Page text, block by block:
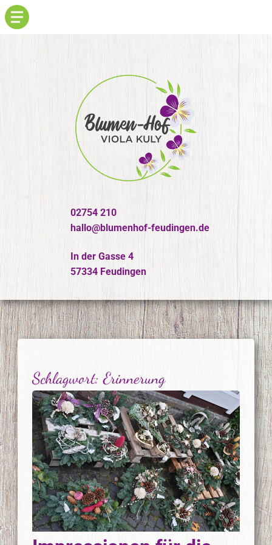
02754 210
hallo@blumenhof-feudingen.de
In der Gasse 4
57334 Feudingen
Schlagwort:Erinnerung